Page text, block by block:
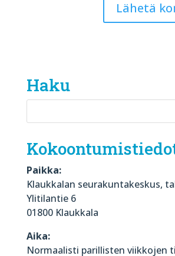
Haku
Paikka:
Klaukkalan seurakuntakeskus,
Ylitilantie 6
01800 Klaukkala
Aika:
Normaalisti parillisten viikkojen